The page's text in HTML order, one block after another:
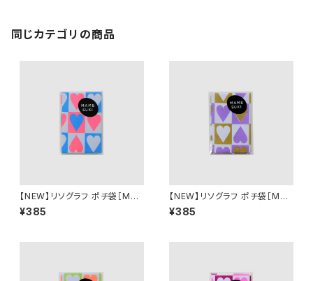
同じカテゴリの商品
【NEW】リソグラフ ポチ袋［MA
MESUKI Basis ハート］Neon
Red × Light Blue
¥385
【NEW】リソグラフ ポチ袋［MA
MESUKI Basis ハート］ Purpl
e × Ochre
¥385